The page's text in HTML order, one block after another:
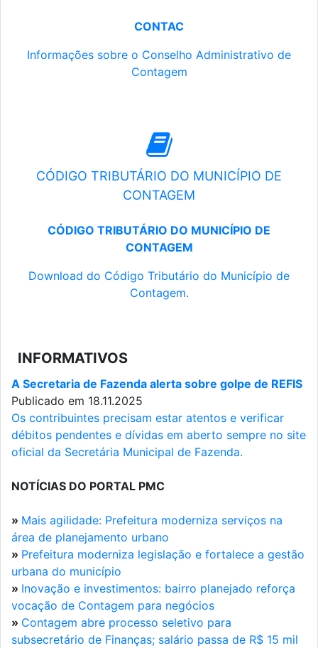
CONTAC
Informações sobre o Conselho Administrativo de
Contagem
CÓDIGO TRIBUTÁRIO DO MUNICÍPIO DE
CONTAGEM
CÓDIGO TRIBUTÁRIO DO MUNICÍPIO DE
CONTAGEM
Download do Código Tributário do Município de
Contagem.
INFORMATIVOS
A Secretaria de Fazenda alerta sobre golpe de REFIS
Publicado em 18.11.2025
Os contribuintes precisam estar atentos e verificar
débitos pendentes e dívidas em aberto sempre no site
oficial da Secretária Municipal de Fazenda.
NOTÍCIAS DO PORTAL PMC
» Mais agilidade: Prefeitura moderniza serviços na
área de planejamento urbano
» Prefeitura moderniza legislação e fortalece a gestão
urbana do município
» Inovação e investimentos: bairro planejado reforça
vocação de Contagem para negócios
» Contagem abre processo seletivo para
subsecretário de Finanças; salário passa de R$ 15 mil